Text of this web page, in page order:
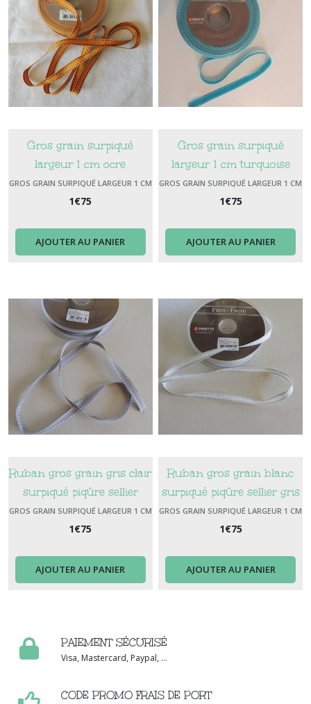
Gros grain surpiqué
largeur 1 cm ocre
surpiqûre marron
GROS GRAIN SURPIQUÉ LARGEUR 1 CM
1€75
AJOUTER AU PANIER
Gros grain surpiqué
largeur 1 cm turquoise
GROS GRAIN SURPIQUÉ LARGEUR 1 CM
1€75
AJOUTER AU PANIER
Ruban gros grain gris clair
surpiqué piqûre sellier
blanche
GROS GRAIN SURPIQUÉ LARGEUR 1 CM
1€75
AJOUTER AU PANIER
Ruban gros grain blanc
surpiqué piqûre sellier gris
GROS GRAIN SURPIQUÉ LARGEUR 1 CM
1€75
AJOUTER AU PANIER
PAIEMENT SÉCURISÉ
Visa, Mastercard, Paypal, ...
CODE PROMO FRAIS DE PORT